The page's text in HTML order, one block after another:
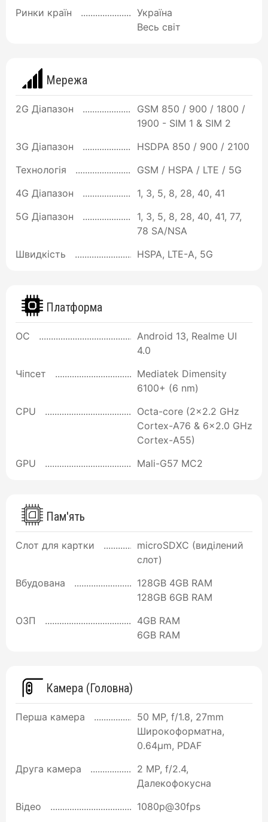
Ринки країн
Україна
Весь світ
Мережа
2G Діапазон
GSM 850 / 900 / 1800 /
1900 - SIM 1 & SIM 2
3G Діапазон
HSDPA 850 / 900 / 2100
Технологія
GSM / HSPA / LTE / 5G
4G Діапазон
1, 3, 5, 8, 28, 40, 41
5G Діапазон
1, 3, 5, 8, 28, 40, 41, 77,
78 SA/NSA
Швидкість
HSPA, LTE-A, 5G
Платформа
ОС
Android 13, Realme UI
4.0
Чіпсет
Mediatek Dimensity
6100+ (6 nm)
CPU
Octa-core (2x2.2 GHz
Cortex-A76 & 6x2.0 GHz
Cortex-A55)
GPU
Mali-G57 MC2
Пам'ять
Слот для картки
microSDXC (виділений
слот)
Вбудована
128GB 4GB RAM
128GB 6GB RAM
ОЗП
4GB RAM
6GB RAM
Камера (Головна)
Перша камера
50 MP, f/1.8, 27mm
Широкоформатна,
0.64µm, PDAF
Друга камера
2 MP, f/2.4,
Далекофокусна
Відео
1080p@30fps